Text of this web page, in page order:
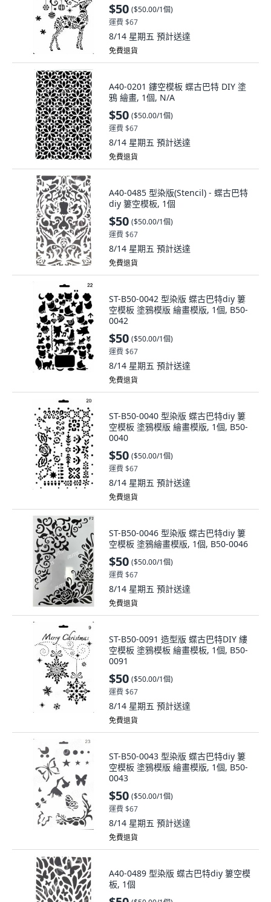
$50 ($50.00/1個)
運費 $67
8/14 星期五 預計送達
免費退貨
A40-0201 鏤空模板 蝶古巴特 DIY 塗
鴉 繪畫, 1個, N/A
$50 ($50.00/1個)
運費 $67
8/14 星期五 預計送達
免費退貨
A40-0485 型染版(Stencil) - 蝶古巴特
diy 簍空模板, 1個
$50 ($50.00/1個)
運費 $67
8/14 星期五 預計送達
免費退貨
ST-B50-0042 型染版 蝶古巴特diy 簍
空模板 塗鴉模版 繪畫模版, 1個, B50-
0042
$50 ($50.00/1個)
運費 $67
8/14 星期五 預計送達
免費退貨
ST-B50-0040 型染版 蝶古巴特diy 簍
空模板 塗鴉模版 繪畫模版, 1個, B50-
0040
$50 ($50.00/1個)
運費 $67
8/14 星期五 預計送達
免費退貨
ST-B50-0046 型染版 蝶古巴特diy 簍
空模板 塗鴉繪畫模版, 1個, B50-0046
$50 ($50.00/1個)
運費 $67
8/14 星期五 預計送達
免費退貨
ST-B50-0091 造型版 蝶古巴特DIY 縷
空模板 塗鴉模板 繪畫模板, 1個, B50-
0091
$50 ($50.00/1個)
運費 $67
8/14 星期五 預計送達
免費退貨
ST-B50-0043 型染版 蝶古巴特diy 簍
空模板 塗鴉模版 繪畫模版, 1個, B50-
0043
$50 ($50.00/1個)
運費 $67
8/14 星期五 預計送達
免費退貨
A40-0489 型染版 蝶古巴特diy 簍空模
板, 1個